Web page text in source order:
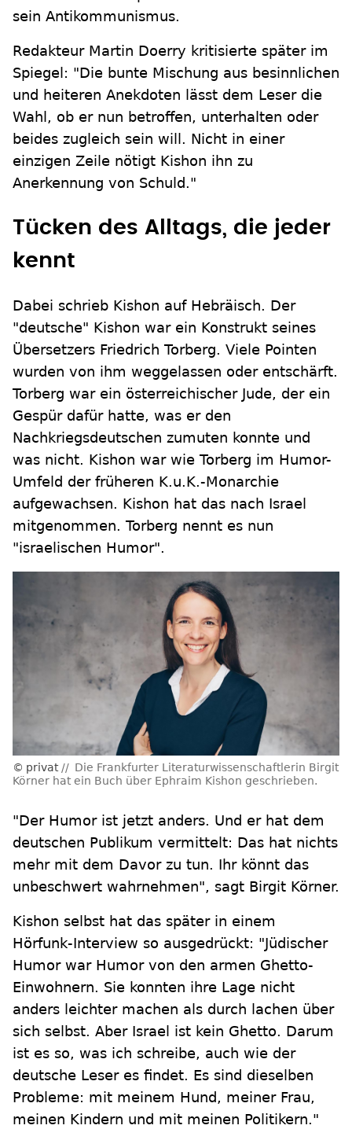
sein Antikommunismus.
Redakteur Martin Doerry kritisierte später im
Spiegel: "Die bunte Mischung aus besinnlichen
und heiteren Anekdoten lässt dem Leser die
Wahl, ob er nun betroffen, unterhalten oder
beides zugleich sein will. Nicht in einer
einzigen Zeile nötigt Kishon ihn zu
Anerkennung von Schuld."
Tücken des Alltags, die jeder
kennt
Dabei schrieb Kishon auf Hebräisch. Der
"deutsche" Kishon war ein Konstrukt seines
Übersetzers Friedrich Torberg. Viele Pointen
wurden von ihm weggelassen oder entschärft.
Torberg war ein österreichischer Jude, der ein
Gespür dafür hatte, was er den
Nachkriegsdeutschen zumuten konnte und
was nicht. Kishon war wie Torberg im Humor-
Umfeld der früheren K.u.K.-Monarchie
aufgewachsen. Kishon hat das nach Israel
mitgenommen. Torberg nennt es nun
"israelischen Humor".
privat
Die Frankfurter Literaturwissenschaftlerin Birgit
Körner hat ein Buch über Ephraim Kishon geschrieben.
"Der Humor ist jetzt anders. Und er hat dem
deutschen Publikum vermittelt: Das hat nichts
mehr mit dem Davor zu tun. Ihr könnt das
unbeschwert wahrnehmen", sagt Birgit Körner.
Kishon selbst hat das später in einem
Hörfunk-Interview so ausgedrückt: "Jüdischer
Humor war Humor von den armen Ghetto-
Einwohnern. Sie konnten ihre Lage nicht
anders leichter machen als durch lachen über
sich selbst. Aber Israel ist kein Ghetto. Darum
ist es so, was ich schreibe, auch wie der
deutsche Leser es findet. Es sind dieselben
Probleme: mit meinem Hund, meiner Frau,
meinen Kindern und mit meinen Politikern."